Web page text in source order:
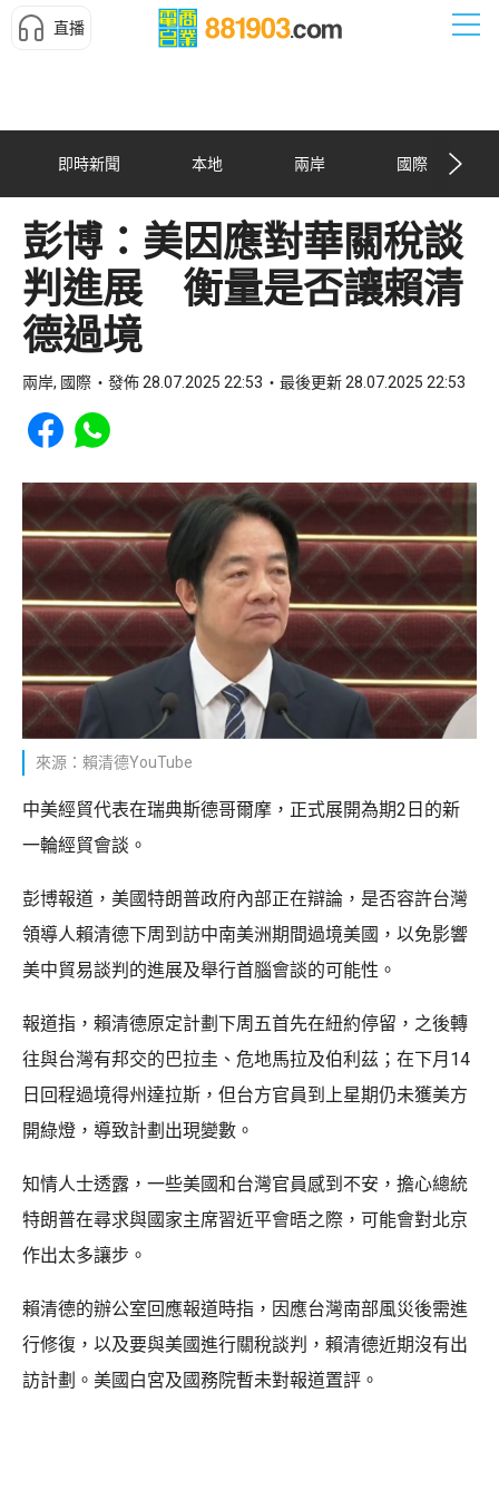
直播
即時新聞 本地 兩岸 國際
彭博：美因應對華關稅談
判進展 衡量是否讓賴清
德過境
兩岸, 國際 發佈 28.07.2025 22:53 最後更新 28.07.2025 22:53
Share to Facebook
Share to WhatsApp
來源：賴清德YouTube
中美經貿代表在瑞典斯德哥爾摩，正式展開為期2日的新
一輪經貿會談。
彭博報道，美國特朗普政府內部正在辯論，是否容許台灣
領導人賴清德下周到訪中南美洲期間過境美國，以免影響
美中貿易談判的進展及舉行首腦會談的可能性。
報道指，賴清德原定計劃下周五首先在紐約停留，之後轉
往與台灣有邦交的巴拉圭、危地馬拉及伯利茲；在下月14
日回程過境得州達拉斯，但台方官員到上星期仍未獲美方
開綠燈，導致計劃出現變數。
知情人士透露，一些美國和台灣官員感到不安，擔心總統
特朗普在尋求與國家主席習近平會晤之際，可能會對北京
作出太多讓步。
賴清德的辦公室回應報道時指，因應台灣南部風災後需進
行修復，以及要與美國進行關稅談判，賴清德近期沒有出
訪計劃。美國白宮及國務院暫未對報道置評。